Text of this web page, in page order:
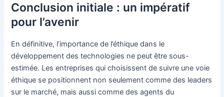
Conclusion initiale : un impératif
pour l’avenir
En définitive, l’importance de l’éthique dans le
développement des technologies ne peut être sous-
estimée. Les entreprises qui choisissent de suivre une voie
éthique se positionnent non seulement comme des leaders
sur le marché, mais aussi comme des agents du